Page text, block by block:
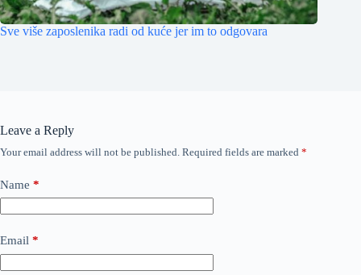
Sve više zaposlenika radi od kuće jer im to odgovara
Leave a Reply
Your email address will not be published. Required fields are marked *
Name *
Email *